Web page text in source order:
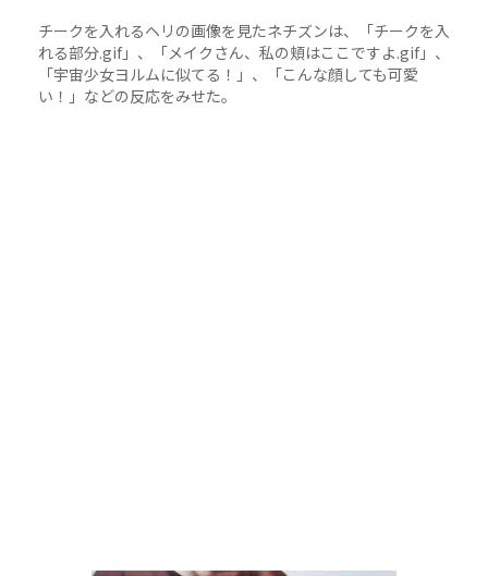
チークを入れるヘリの画像を見たネチズンは、「チークを入
れる部分.gif」、「メイクさん、私の頬はここですよ.gif」、
「宇宙少女ヨルムに似てる！」、「こんな顔しても可愛
い！」などの反応をみせた。